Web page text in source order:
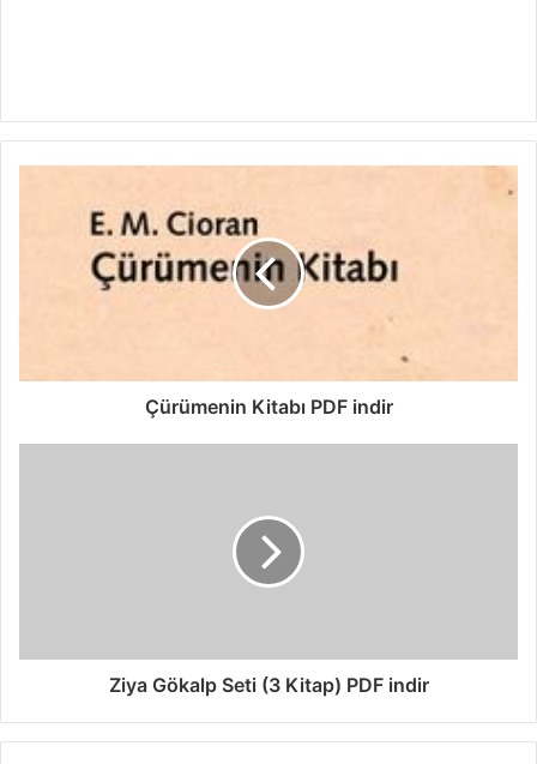
Çürümenin Kitabı PDF indir
Ziya Gökalp Seti (3 Kitap) PDF indir